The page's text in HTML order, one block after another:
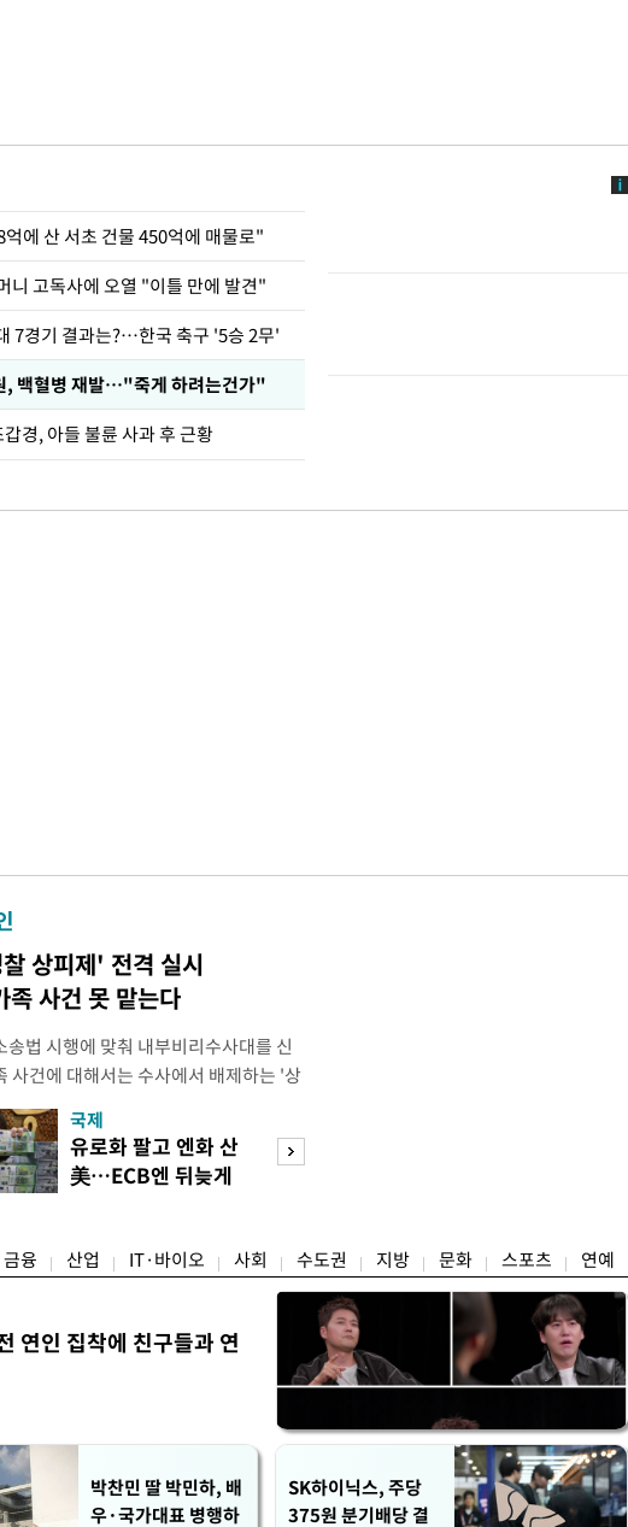
에 산 서초 건물 450억에 매물로"
니 고독사에 오열 "이틀 만에 발견"
7경기 결과는?…한국 축구 '5승 2무'
, 백혈병 재발…"죽게 하려는건가"
경, 아들 불륜 사과 후 근황
상피제' 전격 실시
족 사건 못 맡는다
송법 시행에 맞춰 내부비리수사대를 신
사건에 대해서는 수사에서 배제하는 '상
찰청은 7일 오후 3시 '개정 형사소송법
스(TF)' 회의를 열었다고 밝혔다. 경찰은
사에 맞춰 기존 국가수사본부에서 운영
인권감사관실로 이관·개편해 객관
국제
유로화 팔고 엔화 산
美…ECB엔 뒤늦게
금융 산업 IT·바이오 사회 수도권 지방 문화 스포츠 연예
연인 집착에 친구들과 연
박찬민 딸 박민하, 배
우·국가대표 병행하
SK하이닉스, 주당
375원 분기배당 결